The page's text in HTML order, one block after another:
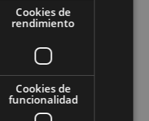
Cookies de
rendimiento
Cookies de
funcionalidad